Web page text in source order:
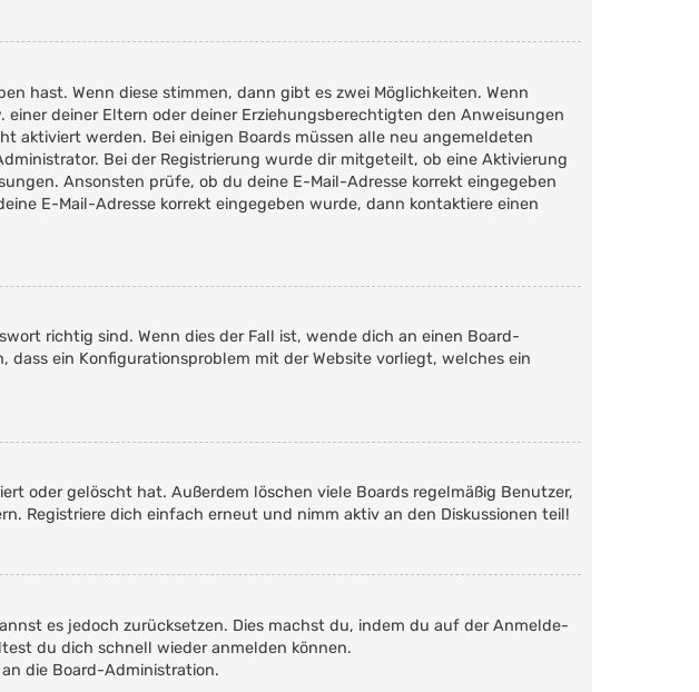
hast. Wenn diese stimmen, dann gibt es zwei Möglichkeiten. Wenn
deiner Eltern oder deiner Erziehungsberechtigten den Anweisungen
aktiviert werden. Bei einigen Boards müssen alle neu angemeldeten
Bei der Registrierung wurde dir mitgeteilt, ob eine Aktivierung
Ansonsten prüfe, ob du deine E-Mail-Adresse korrekt eingegeben
E-Mail-Adresse korrekt eingegeben wurde, dann kontaktiere einen
richtig sind. Wenn dies der Fall ist, wende dich an einen Board-
ein Konfigurationsproblem mit der Website vorliegt, welches ein
oder gelöscht hat. Außerdem löschen viele Boards regelmäßig Benutzer,
Registriere dich einfach erneut und nimm aktiv an den Diskussionen teil!
es jedoch zurücksetzen. Dies machst du, indem du auf der Anmelde-
du dich schnell wieder anmelden können.
die Board-Administration.